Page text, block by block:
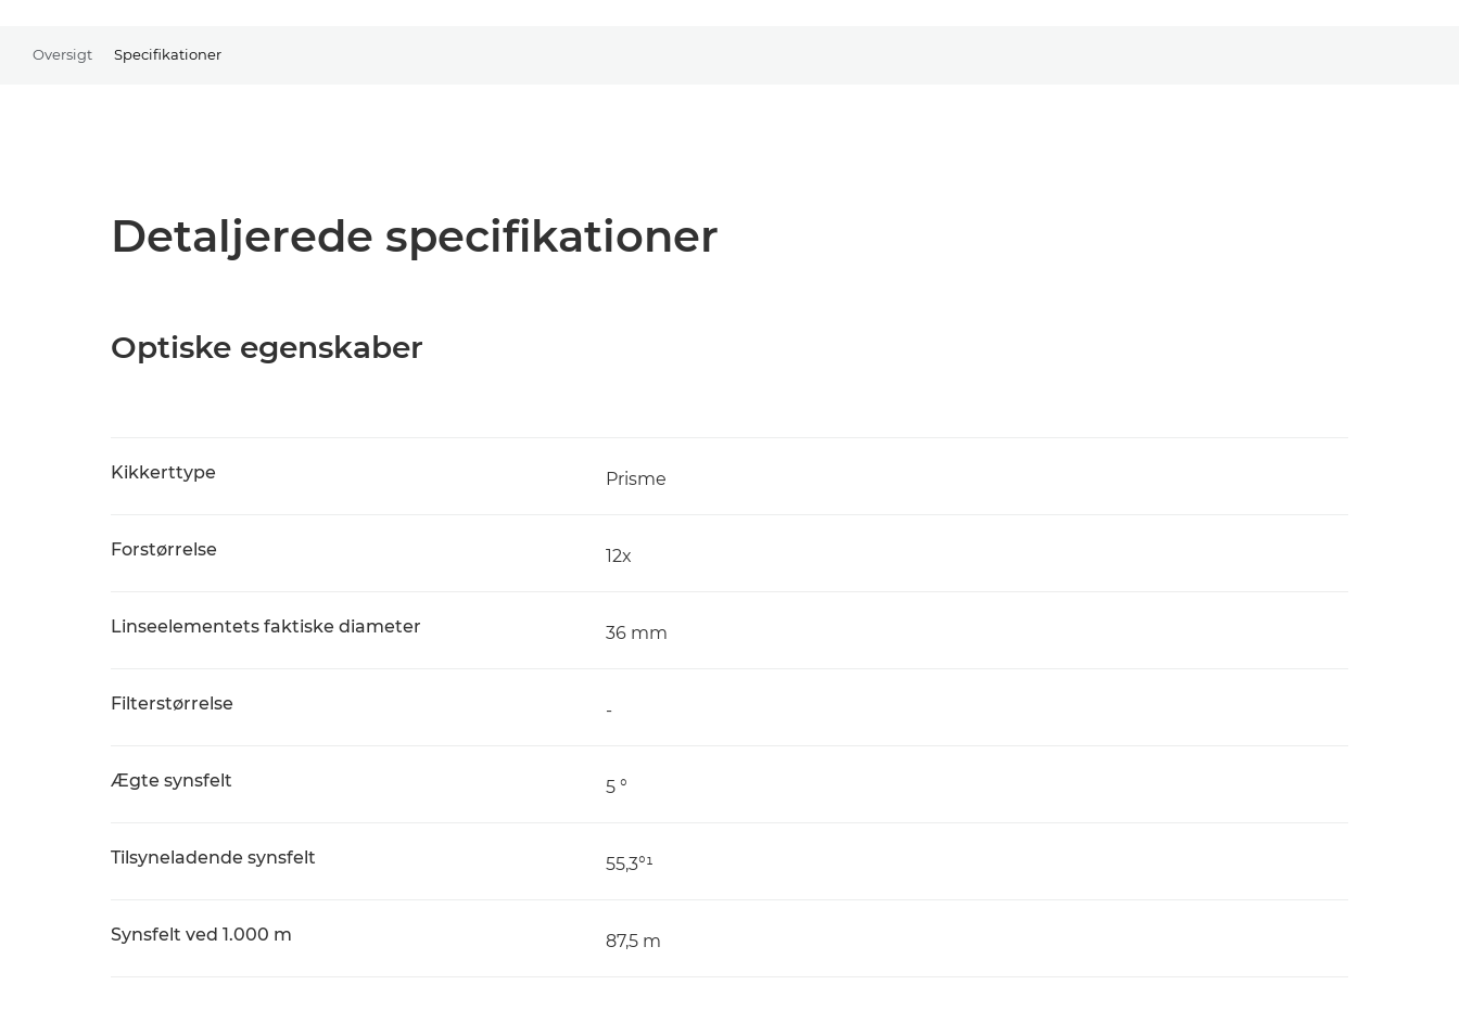
Oversigt Specifikationer
Detaljerede specifikationer
Optiske egenskaber
Kikkerttype Prisme
Forstørrelse 12x
Linseelementets faktiske diameter 36 mm
Filterstørrelse -
Ægte synsfelt 5 °
Tilsyneladende synsfelt 55,3°¹
Synsfelt ved 1.000 m 87,5 m